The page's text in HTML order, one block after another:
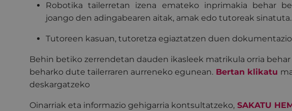
Robotika tailerretan izena emateko inprimakia behar
joango den adingabearen aitak, amak edo tutoreak sinatuta.
Tutoreen kasuan, tutoretza egiaztatzen duen
Behin betiko zerrendetan dauden ikasleek matrikula orria
beharko dute tailerraren aurreneko egunean. Bertan klikatu
deskargatzeko
Oinarriak eta informazio gehigarria kontsultatzeko, SAKATU